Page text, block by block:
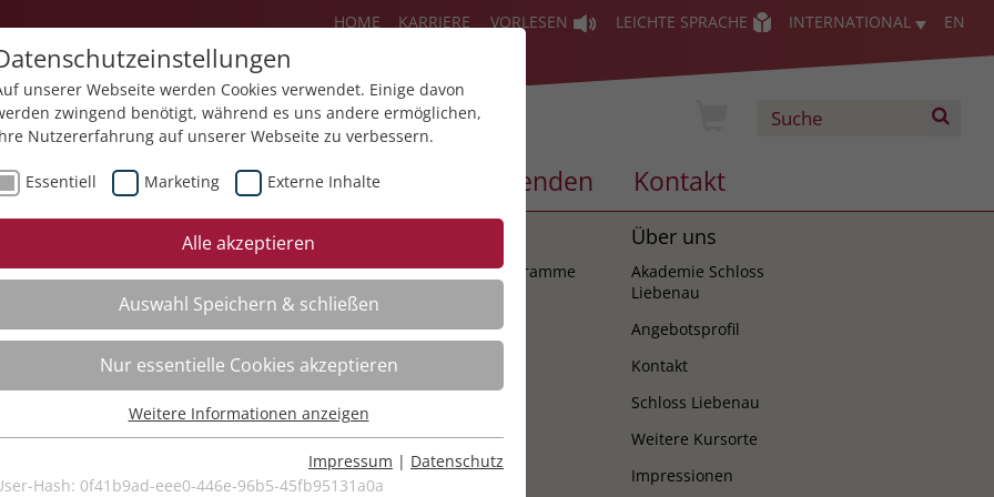
HOME KARRIERE VORLESEN LEICHTE SPRACHE INTERNATIONAL EN
Über uns Aktuelles Akademie Spenden Kontakt
Beratung
Supervision
Coaching
Mediation
Organisationsentwicklung
Bildungsberatung
Moderation
Bildungsprogramme
Über uns
Akademie Schloss
Liebenau
Angebotsprofil
Kontakt
Schloss Liebenau
Weitere Kursorte
Impressionen
unserer Webseite werden Cookies verwendet. Einige davon
zwingend benötigt, während es uns andere ermöglichen,
Nutzererfahrung auf unserer Webseite zu verbessern.
Essentiell Marketing Externe Inhalte
Alle akzeptieren
Auswahl Speichern & schließen
Nur essentielle Cookies akzeptieren
Essentielle Cookies werden für grundlegende Funktionen der
Webseite benötigt. Dadurch ist gewährleistet, dass die Webseite
Weitere Informationen anzeigen
Impressum | Datenschutz
Hash: 0f41b9ad-eee0-446e-96b5-45fb95131a0a